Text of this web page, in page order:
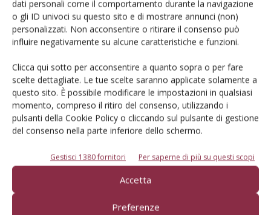
dati personali come il comportamento durante la navigazione
o gli ID univoci su questo sito e di mostrare annunci (non)
personalizzati. Non acconsentire o ritirare il consenso può
influire negativamente su alcune caratteristiche e funzioni.
Clicca qui sotto per acconsentire a quanto sopra o per fare
scelte dettagliate. Le tue scelte saranno applicate solamente a
questo sito. È possibile modificare le impostazioni in qualsiasi
momento, compreso il ritiro del consenso, utilizzando i
pulsanti della Cookie Policy o cliccando sul pulsante di gestione
del consenso nella parte inferiore dello schermo.
Gestisci 1380 fornitori Per saperne di più su questi scopi
Accetta
Preferenze
comprende Algeria e Tunisia: ad esempio la varietà Ninfa,
che ha avuto molto successo in Puglia e Basilicata, deriva
da un incrocio della varietà tunisina Ouardi. Per il pesco il
merito maggiore di aver valorizzato la peschicoltura nei
climi caldi spetta all’Università della Florida: varietà di quel
territorio vengono utilizzate a livello internazionale per
portare il carattere di basso fabbisogno in freddo in varietà
adatte ai nostri ambienti, cito ad esempio la varietà
Sagittaria che proviene da un incrocio della varietà
freddo è presente in varietà mediterranee, come la
spagnola Cristobalina, la tunisina Bou Argoub e l’italiana
Kronio, tutte e tre caratterizzate da un bassissimo
fabbisogno in freddo, autofertili e in grado di maturare